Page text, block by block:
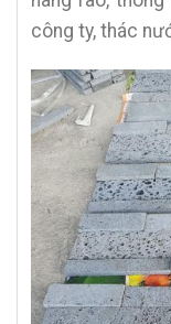
công ty, thác